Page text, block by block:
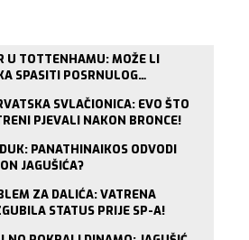
U TOTTENHAMU: MOŽE LI
SPASITI POSRNULOG
SVLAČIONICA: EVO ŠTO
PJEVALI NAKON BRONCE!
PANATHINAIKOS ODVODI
JAGUŠIĆA?
ZA DALIĆA: VATRENA
STATUS PRIJE SP-A!